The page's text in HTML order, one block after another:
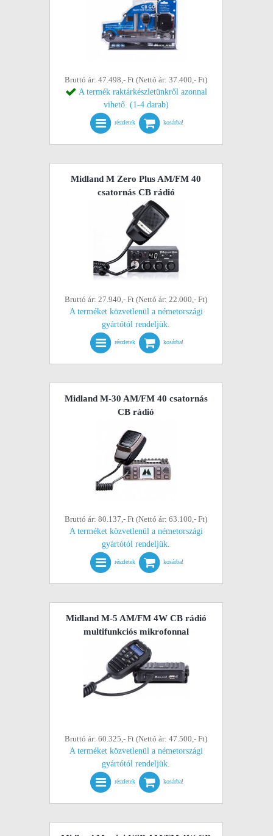
Bruttó ár: 47.498,- Ft (Nettó ár: 37.400,- Ft)
A termék raktárkészletünkről azonnal
vihető. (1-4 darab)
részletek kosárba!
Midland M Zero Plus AM/FM 40
csatornás CB rádió
Bruttó ár: 27.940,- Ft (Nettó ár: 22.000,- Ft)
A terméket közvetlenül a németországi
gyártótól rendeljük.
részletek kosárba!
Midland M-30 AM/FM 40 csatornás
CB rádió
Bruttó ár: 80.137,- Ft (Nettó ár: 63.100,- Ft)
A terméket közvetlenül a németországi
gyártótól rendeljük.
részletek kosárba!
Midland M-5 AM/FM 4W CB rádió
multifunkciós mikrofonnal
Bruttó ár: 60.325,- Ft (Nettó ár: 47.500,- Ft)
A terméket közvetlenül a németországi
gyártótól rendeljük.
részletek kosárba!